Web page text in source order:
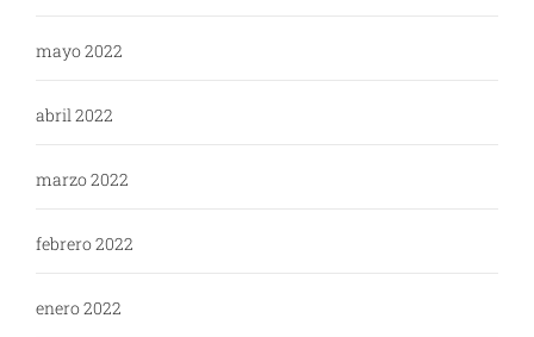
mayo 2022
abril 2022
marzo 2022
febrero 2022
enero 2022